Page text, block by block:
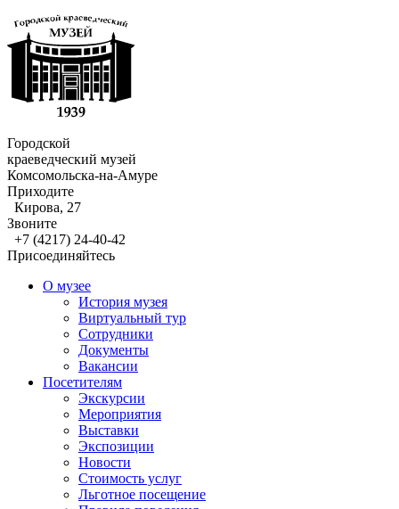
Городской
краеведческий музей
Комсомольска-на-Амуре
Приходите
Кирова, 27
Звоните
+7 (4217) 24-40-42
Присоединяйтесь
О музее
История музея
Виртуальный тур
Сотрудники
Документы
Вакансии
Посетителям
Экскурсии
Мероприятия
Выставки
Экспозиции
Новости
Стоимость услуг
Льготное посещение